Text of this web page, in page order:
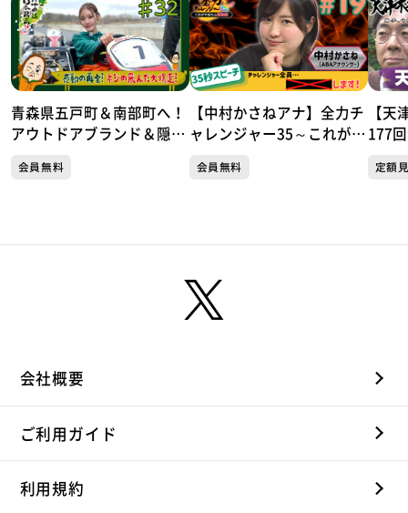
青森県五戸町＆南部町へ！
アウトドアブランド＆隠れ
150km/h！レーシングカー
会員無料
【中村かさねアナ】全力チ
ャレンジャー35～これがで
チチャレンジ
会員無料
【天
177
①
定額
会社概要
ご利用ガイド
利用規約